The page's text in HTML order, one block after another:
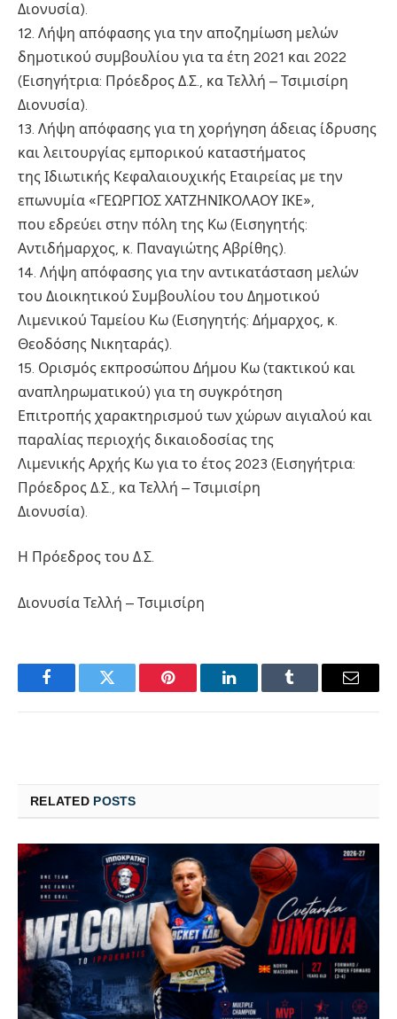
Διονυσία).
12. Λήψη απόφασης για την αποζημίωση μελών
δημοτικού συμβουλίου για τα έτη 2021 και 2022
(Εισηγήτρια: Πρόεδρος Δ.Σ., κα Τελλή – Τσιμισίρη
Διονυσία).
13. Λήψη απόφασης για τη χορήγηση άδειας ίδρυσης
και λειτουργίας εμπορικού καταστήματος
της Ιδιωτικής Κεφαλαιουχικής Εταιρείας με την
επωνυμία «ΓΕΩΡΓΙΟΣ ΧΑΤΖΗΝΙΚΟΛΑΟΥ ΙΚΕ»,
που εδρεύει στην πόλη της Κω (Εισηγητής:
Αντιδήμαρχος, κ. Παναγιώτης Αβρίθης).
14. Λήψη απόφασης για την αντικατάσταση μελών
του Διοικητικού Συμβουλίου του Δημοτικού
Λιμενικού Ταμείου Κω (Εισηγητής: Δήμαρχος, κ.
Θεοδόσης Νικηταράς).
15. Ορισμός εκπροσώπου Δήμου Κω (τακτικού και
αναπληρωματικού) για τη συγκρότηση
Επιτροπής χαρακτηρισμού των χώρων αιγιαλού και
παραλίας περιοχής δικαιοδοσίας της
Λιμενικής Αρχής Κω για το έτος 2023 (Εισηγήτρια:
Πρόεδρος Δ.Σ., κα Τελλή – Τσιμισίρη
Διονυσία).
Η Πρόεδρος του Δ.Σ.
Διονυσία Τελλή – Τσιμισίρη
FacebookTwitter Pinterest LinkedInTumblr Email
RELATED POSTS